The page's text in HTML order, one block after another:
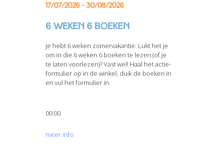
17/07/2026 - 30/08/2026
6 weken 6 boeken
Je hebt 6 weken zomervakantie. Lukt het je
om in die 6 weken 6 boeken te lezen (of je
te laten voorlezen)? Vast wel! Haal het actie-
formulier op in de winkel, duik de boeken in
en vul het formulier in.
00:00
meer info